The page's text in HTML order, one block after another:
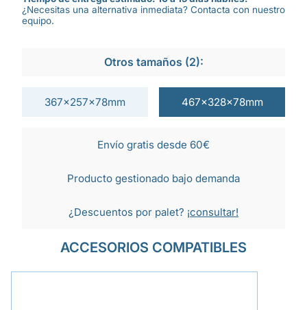
¿Necesitas una alternativa inmediata? Contacta con nuestro
equipo.
Otros tamaños (2):
367x257x78mm 467x328x78mm
Envío gratis desde 60€
Producto gestionado bajo demanda
¿Descuentos por palet? ¡consultar!
ACCESORIOS COMPATIBLES